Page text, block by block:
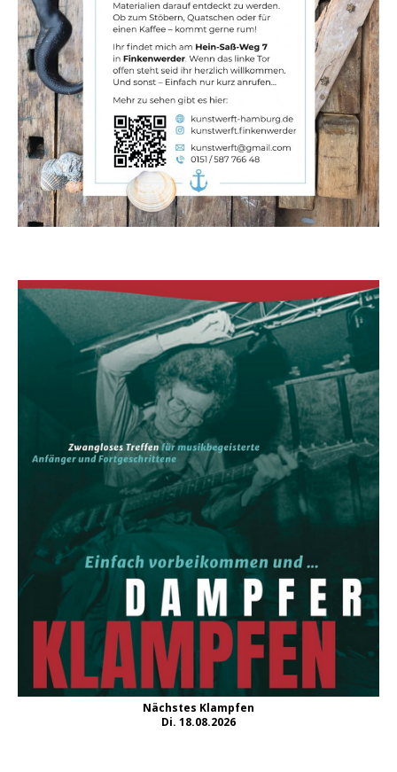
Nächstes Klampfen
Di. 18.08.2026